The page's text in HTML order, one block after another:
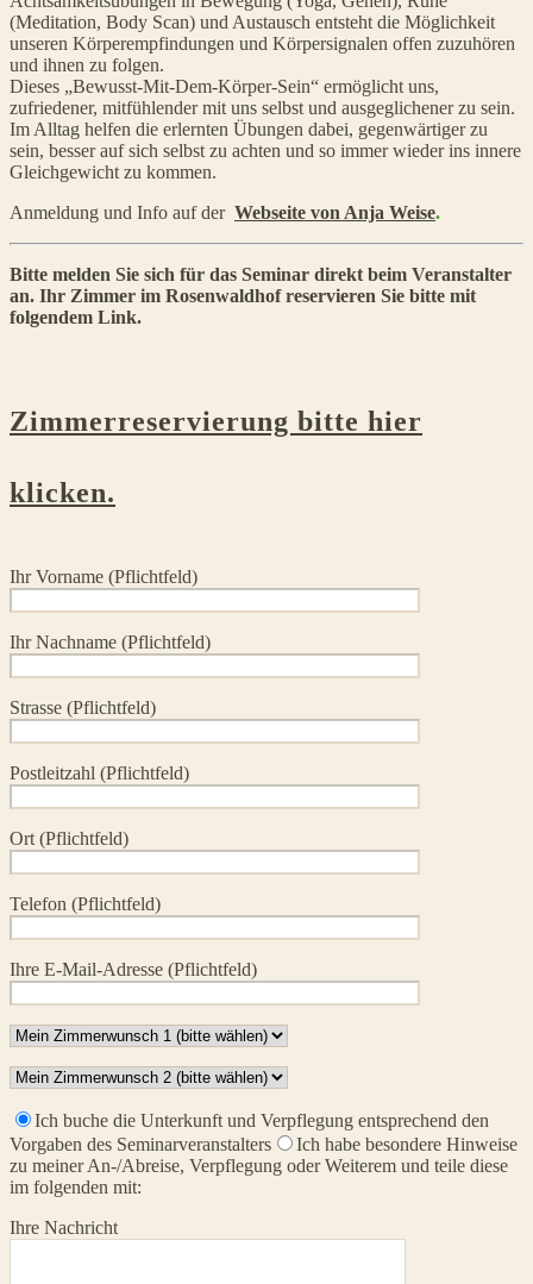
(Meditation, Body Scan) und Austausch entsteht die Möglichkeit
unseren Körperempfindungen und Körpersignalen offen zuzuhören
und ihnen zu folgen.
Dieses „Bewusst-Mit-Dem-Körper-Sein“ ermöglicht uns,
zufriedener, mitfühlender mit uns selbst und ausgeglichener zu sein.
Im Alltag helfen die erlernten Übungen dabei, gegenwärtiger zu
sein, besser auf sich selbst zu achten und so immer wieder ins innere
Gleichgewicht zu kommen.
Anmeldung und Info auf der Webseite von Anja Weise.
Bitte melden Sie sich für das Seminar direkt beim Veranstalter
an. Ihr Zimmer im Rosenwaldhof reservieren Sie bitte mit
folgendem Link.
Zimmerreservierung bitte hier
klicken.
Ihr Vorname (Pflichtfeld)
Ihr Nachname (Pflichtfeld)
Strasse (Pflichtfeld)
Postleitzahl (Pflichtfeld)
Ort (Pflichtfeld)
Telefon (Pflichtfeld)
Ihre E-Mail-Adresse (Pflichtfeld)
Ich buche die Unterkunft und Verpflegung entsprechend den
Vorgaben des Seminarveranstalters
Ich habe besondere Hinweise
zu meiner An-/Abreise, Verpflegung oder Weiterem und teile diese
im folgenden mit:
Ihre Nachricht